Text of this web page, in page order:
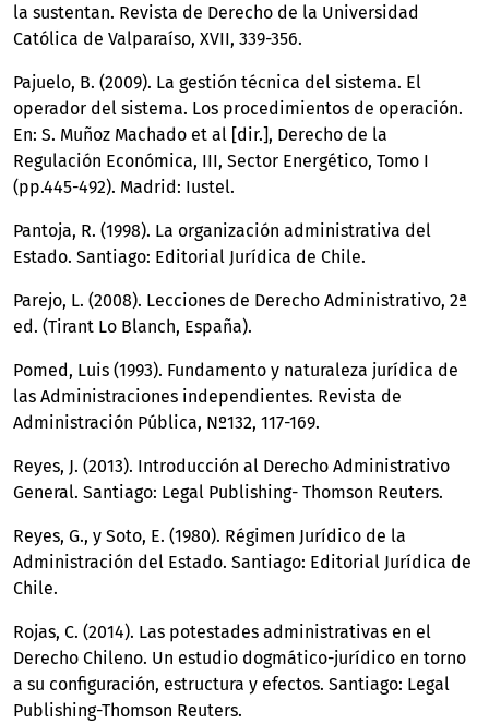
la sustentan. Revista de Derecho de la Universidad
Católica de Valparaíso, XVII, 339-356.
Pajuelo, B. (2009). La gestión técnica del sistema. El
operador del sistema. Los procedimientos de operación.
En: S. Muñoz Machado et al [dir.], Derecho de la
Regulación Económica, III, Sector Energético, Tomo I
(pp.445-492). Madrid: Iustel.
Pantoja, R. (1998). La organización administrativa del
Estado. Santiago: Editorial Jurídica de Chile.
Parejo, L. (2008). Lecciones de Derecho Administrativo, 2ª
ed. (Tirant Lo Blanch, España).
Pomed, Luis (1993). Fundamento y naturaleza jurídica de
las Administraciones independientes. Revista de
Administración Pública, Nº132, 117-169.
Reyes, J. (2013). Introducción al Derecho Administrativo
General. Santiago: Legal Publishing- Thomson Reuters.
Reyes, G., y Soto, E. (1980). Régimen Jurídico de la
Administración del Estado. Santiago: Editorial Jurídica de
Chile.
Rojas, C. (2014). Las potestades administrativas en el
Derecho Chileno. Un estudio dogmático-jurídico en torno
a su configuración, estructura y efectos. Santiago: Legal
Publishing-Thomson Reuters.